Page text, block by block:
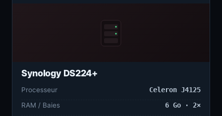
Synology DS224+
Processeur
Celeron J4125
RAM / Baies
6 Go · 2×